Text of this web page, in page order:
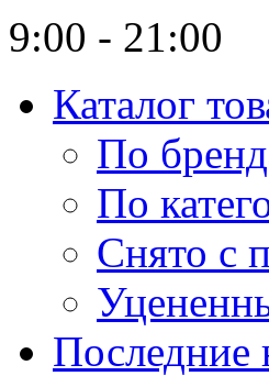
9:00 - 21:00
Каталог
По
По
Снято с
Последние